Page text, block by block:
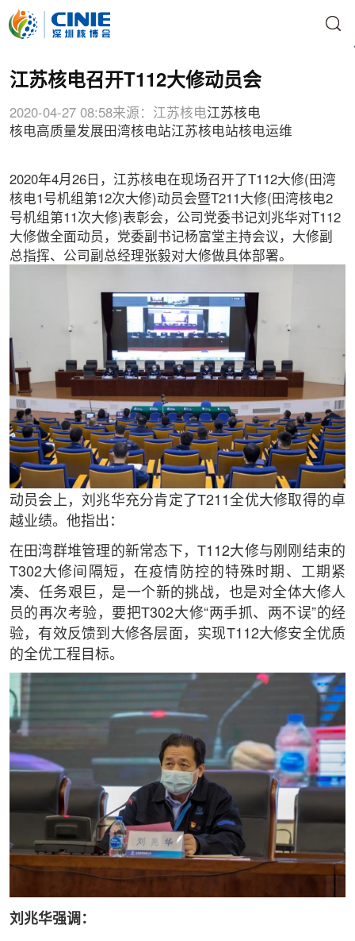
江苏核电召开T112大修动员会
2020-04-27 08:58来源：江苏核电江苏核电
核电高质量发展田湾核电站江苏核电站核电运维
2020年4月26日，江苏核电在现场召开了T112大修(田湾
核电1号机组第12次大修)动员会暨T211大修(田湾核电2
号机组第11次大修)表彰会，公司党委书记刘兆华对T112
大修做全面动员，党委副书记杨富堂主持会议，大修副
总指挥、公司副总经理张毅对大修做具体部署。
动员会上，刘兆华充分肯定了T211全优大修取得的卓
越业绩。他指出：
在田湾群堆管理的新常态下，T112大修与刚刚结束的
T302大修间隔短，在疫情防控的特殊时期、工期紧
凑、任务艰巨，是一个新的挑战，也是对全体大修人
员的再次考验，要把T302大修“两手抓、两不误”的经
验，有效反馈到大修各层面，实现T112大修安全优质
的全优工程目标。
刘兆华强调：